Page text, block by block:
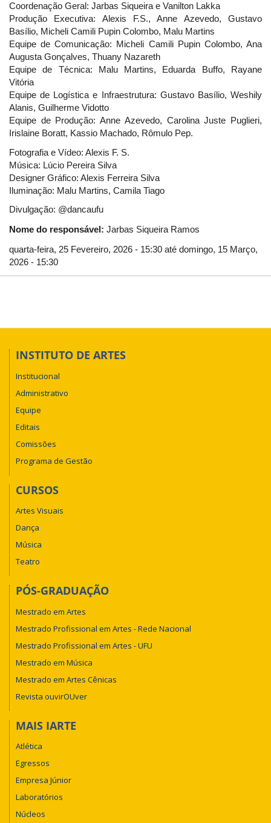
Coordenação Geral: Jarbas Siqueira e Vanilton Lakka
Produção Executiva: Alexis F.S., Anne Azevedo, Gustavo
Basílio, Micheli Camili Pupin Colombo, Malu Martins
Equipe de Comunicação: Micheli Camili Pupin Colombo, Ana
Augusta Gonçalves, Thuany Nazareth
Equipe de Técnica: Malu Martins, Eduarda Buffo, Rayane
Vitória
Equipe de Logística e Infraestrutura: Gustavo Basílio, Weshily
Alanis, Guilherme Vidotto
Equipe de Produção: Anne Azevedo, Carolina Juste Puglieri,
Irislaine Boratt, Kassio Machado, Rômulo Pep.
Fotografia e Vídeo: Alexis F. S.
Música: Lúcio Pereira Silva
Designer Gráfico: Alexis Ferreira Silva
Iluminação: Malu Martins, Camila Tiago
Divulgação: @dancaufu
Nome do responsável: Jarbas Siqueira Ramos
quarta-feira, 25 Fevereiro, 2026 - 15:30 até domingo, 15 Março,
2026 - 15:30
INSTITUTO DE ARTES
Institucional
Administrativo
Equipe
Editais
Comissões
Programa de Gestão
CURSOS
Artes Visuais
Dança
Música
Teatro
PÓS-GRADUAÇÃO
Mestrado em Artes
Mestrado Profissional em Artes - Rede Nacional
Mestrado Profissional em Artes - UFU
Mestrado em Música
Mestrado em Artes Cênicas
Revista ouvirOUver
MAIS IARTE
Atlética
Egressos
Empresa Júnior
Laboratórios
Núcleos